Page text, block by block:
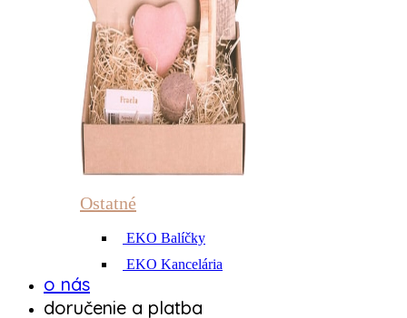
Ostatné
EKO Balíčky
EKO Kancelária
o nás
doručenie a platba